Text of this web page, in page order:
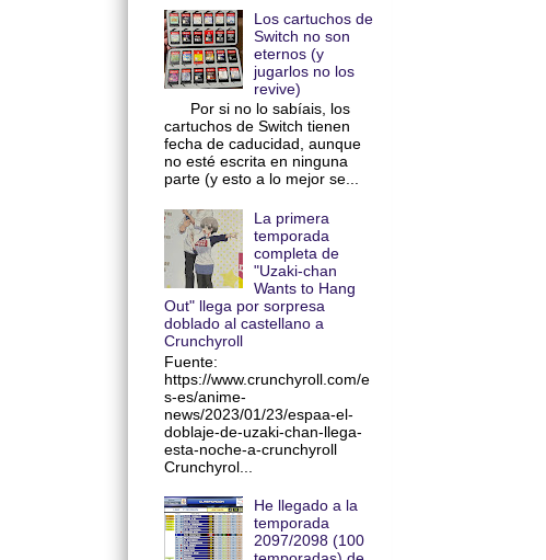
Los cartuchos de
Switch no son
eternos (y
jugarlos no los
revive)
Por si no lo sabíais, los
cartuchos de Switch tienen
fecha de caducidad, aunque
no esté escrita en ninguna
parte (y esto a lo mejor se...
La primera
temporada
completa de
"Uzaki-chan
Wants to Hang
Out" llega por sorpresa
doblado al castellano a
Crunchyroll
Fuente:
https://www.crunchyroll.com/e
s-es/anime-
news/2023/01/23/espaa-el-
doblaje-de-uzaki-chan-llega-
esta-noche-a-crunchyroll
Crunchyrol...
He llegado a la
temporada
2097/2098 (100